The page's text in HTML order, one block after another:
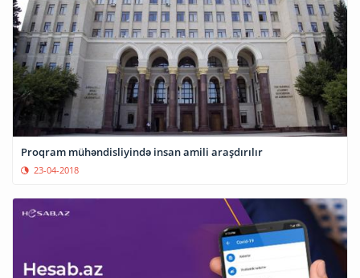
Proqram mühəndisliyində insan amili araşdırılır
23-04-2018